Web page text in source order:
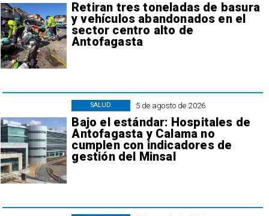
Retiran tres toneladas de basura
y vehículos abandonados en el
sector centro alto de
Antofagasta
5 de agosto de 2026
Bajo el estándar: Hospitales de
Antofagasta y Calama no
cumplen con indicadores de
gestión del Minsal
SALUD